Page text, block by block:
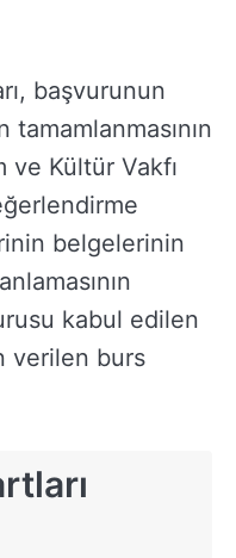
başvurunun
ve Kültür Vakfı
belgelerinin
kabul edilen
verilen burs